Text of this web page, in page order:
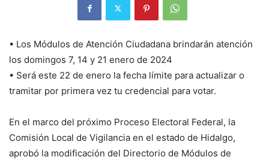
• Los Módulos de Atención Ciudadana brindarán atención
los domingos 7, 14 y 21 enero de 2024
• Será este 22 de enero la fecha límite para actualizar o
tramitar por primera vez tu credencial para votar.
En el marco del próximo Proceso Electoral Federal, la
Comisión Local de Vigilancia en el estado de Hidalgo,
aprobó la modificación del Directorio de Módulos de